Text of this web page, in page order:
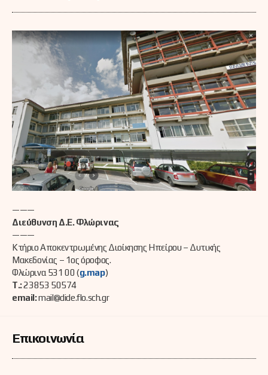
———
Διεύθυνση Δ.Ε. Φλώρινας
———
Κτήριο Αποκεντρωμένης Διοίκησης Ηπείρου – Δυτικής
Μακεδονίας – 1ος όροφος.
Φλώρινα 531 00 (g.map)
Τ.:23853 50574
email:mail@dide.flo.sch.gr
Επικοινωνία